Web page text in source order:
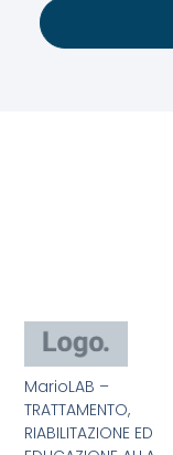
MarioLAB –
TRATTAMENTO,
RIABILITAZIONE ED